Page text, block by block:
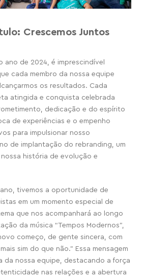
Crescemos Juntos
ano de 2024, é imprescindível
cada membro da nossa equipe
os resultados. Cada
atingida e conquista celebrada
dedicação e do espírito
de experiências e o empenho
para impulsionar nosso
de implantação do rebranding, um
história de evolução e
tivemos a oportunidade de
em um momento especial de
que nos acompanhará ao longo
da música “Tempos Modernos”,
começo, de gente sincera, com
sim do que não.” Essa mensagem
da nossa equipe, destacando a força
nas relações e a abertura